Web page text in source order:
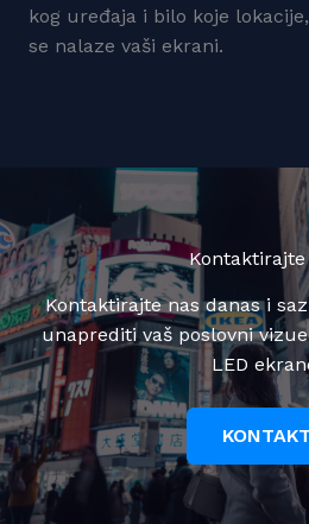
kog uređaja i bilo koje
se nalaze vaši ekrani.
Kontaktirajte
Kontaktirajte nas danas i
unaprediti vaš poslovni
LED
KONTAKT